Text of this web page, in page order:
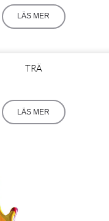
LÄS MER
TRÄ
LÄS MER